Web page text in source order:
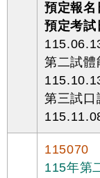
預定報名
預定考試
第二試體
第三試口
115070
115年第